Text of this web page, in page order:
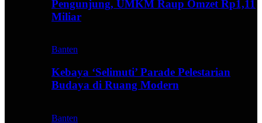
Pengunjung, UMKM Raup Omzet Rp1,11
Miliar
Banten
Kebaya ‘Selimuti’ Parade Pelestarian
Budaya di Ruang Modern
Banten